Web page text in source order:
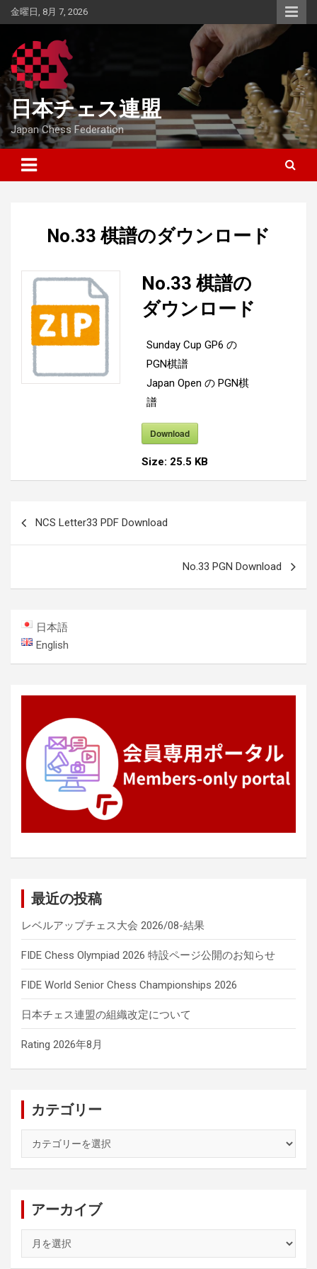
Skip
to
金曜日, 8月 7, 2026
日本チェス連盟
Japan Chess Federation
No.33 棋譜のダウンロード
No.33 棋譜の
ダウンロード
Sunday Cup GP6 の
PGN棋譜
Japan Open の PGN棋
譜
Download
Size: 25.5 KB
ー
シ
ョ
ン
NCS Letter33 PDF Download
No.33 PGN Download
日本語
English
最近の投稿
レベルアップチェス大会 2026/08-結果
FIDE Chess Olympiad 2026 特設ページ公開のお知らせ
FIDE World Senior Chess Championships 2026
日本チェス連盟の組織改定について
Rating 2026年8月
カテゴリー
ゴ
アーカイブ
カ